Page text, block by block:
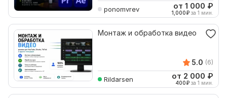
ponomvrev от 1 000 ₽
1,000₽ за 1 мин.
Монтаж и обработка видео
5.0 (6)
Rildarsen от 2 000 ₽
400₽ за 1 мин.